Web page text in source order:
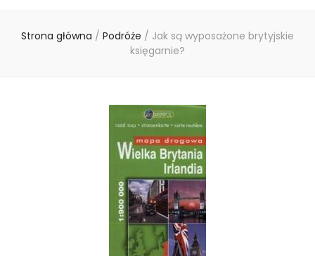
Strona główna / Podróże / Jak są wyposażone brytyjskie
księgarnie?